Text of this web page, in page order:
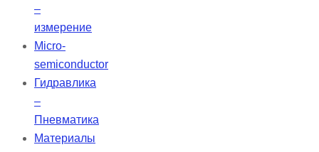
–
измерение
Micro-
semiconductor
Гидравлика
–
Пневматика
Материалы